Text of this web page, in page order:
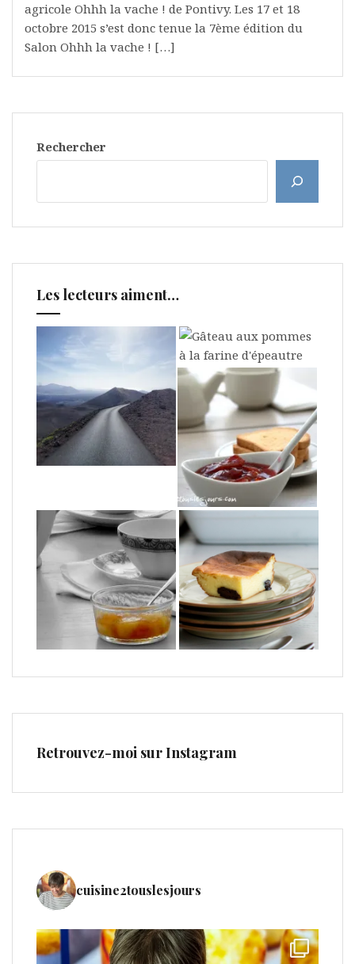
agricole Ohhh la vache ! de Pontivy. Les 17 et 18
octobre 2015 s’est donc tenue la 7ème édition du
Salon Ohhh la vache ! […]
Rechercher
Les lecteurs aiment…
Retrouvez-moi sur Instagram
cuisine2touslesjours